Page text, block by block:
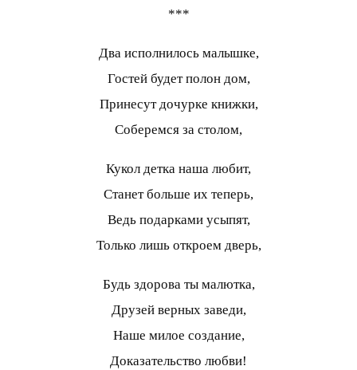
***
Два исполнилось малышке,
Гостей будет полон дом,
Принесут дочурке книжки,
Соберемся за столом,
Кукол детка наша любит,
Станет больше их теперь,
Ведь подарками усыпят,
Только лишь откроем дверь,
Будь здорова ты малютка,
Друзей верных заведи,
Наше милое создание,
Доказательство любви!